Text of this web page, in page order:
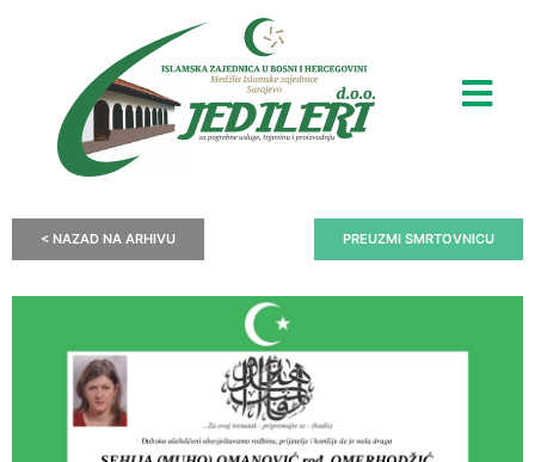
< NAZAD NA ARHIVU PREUZMI SMRTOVNICU